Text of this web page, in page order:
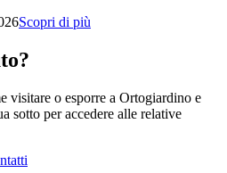
Scopri di più
visitare o esporre a Ortogiardino e
sotto per accedere alle relative